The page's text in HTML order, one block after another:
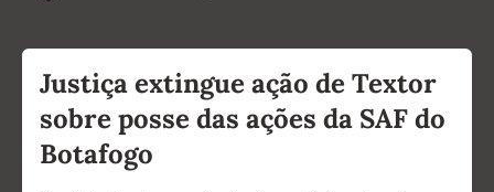
Justiça extingue ação de Textor
sobre posse das ações da SAF do
Botafogo